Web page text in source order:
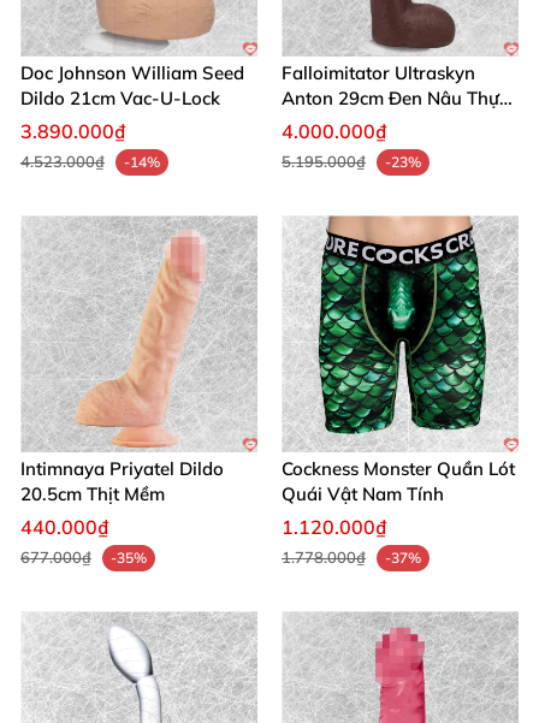
Doc Johnson William Seed
Dildo 21cm Vac-U-Lock
3.890.000₫
4.523.000₫ -14%
Falloimitator Ultraskyn
Anton 29cm Đen Nâu Thực
Tế
4.000.000₫
5.195.000₫ -23%
Intimnaya Priyatel Dildo
20.5cm Thịt Mềm
440.000₫
677.000₫ -35%
Cockness Monster Quần Lót
Quái Vật Nam Tính
1.120.000₫
1.778.000₫ -37%